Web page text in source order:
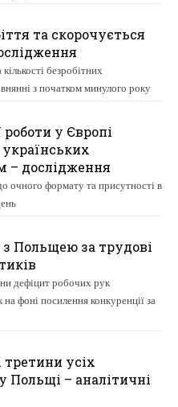
та скорочується
безробітних
з початком минулого року
у Європі
– дослідження
очного формату та присутності в
Польщею за трудові
дефіцит робочих рук
фоні посилення конкуренції за
третини усіх
Польщі – аналітичні